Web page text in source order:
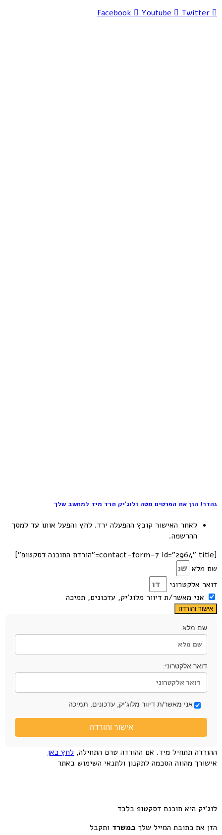
Facebook
Youtube Twitter
נהדר! הזן את הפרטים מטה ולוג׳יק תרד מיד למחשב שלך
לאחר האישור קובץ ההפעלה ירד. לחץ והפעל אותו עד למסך
ההרשמה.
[contact-form-7 id="2964" title="הורדת התוכנה דסקטופ"]
שם מלא
דואר אלקטרוני
אני מאשר/ת דיוור מלוג'יק, עדכונים, תמיכה
אישור והורדה
שם מלא:
דואר אלקטרוני:
אני מאשר/ת דיוור מלוג'יק, עדכונים, תמיכה
אישור והורדה
ההורדה תתחיל מיד. אם ההורדה טרם התחילה, לחץ כאן
אישורך מהווה הסכמה לתקנון ולתנאי השימוש באתר
לוג׳יק היא תוכנת דסקטופ בלבד
הזן את כתובת המייל שלך במשרד ותקבל